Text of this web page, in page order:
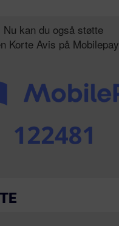
Nu kan du også støtte
Korte Avis på Mobilepay